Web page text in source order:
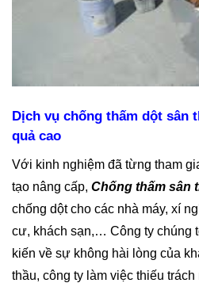
Dịch vụ chống thấm dột sân
quả cao
Với kinh nghiệm đã từng tham
tạo nâng cấp, Chống thấm sân
chống dột cho các nhà máy, xí
cư, khách sạn,… Công ty chúng
kiến về sự không hài lòng của
thầu, công ty làm việc thiếu